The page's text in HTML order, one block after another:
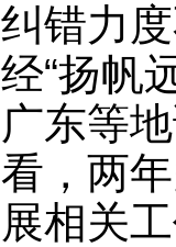
纠错力
经“扬帆
广东等
看，两
展相关